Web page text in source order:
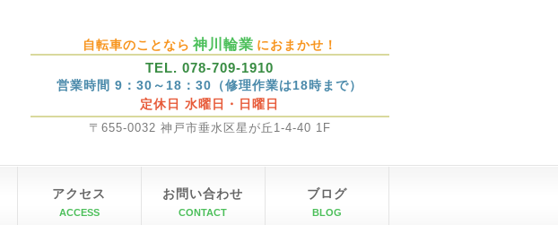
自転車のことなら 神川輪業 におまかせ！
TEL. 078-709-1910
営業時間 9：30～18：30（修理作業は18時まで）
定休日 水曜日・日曜日
〒655-0032 神戸市垂水区星が丘1-4-40 1F
アクセス
ACCESS
お問い合わせ
CONTACT
ブログ
BLOG